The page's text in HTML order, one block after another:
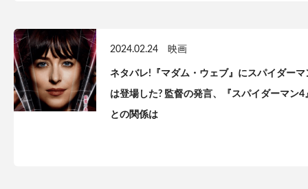
2024.02.24 映画
ネタバレ!『マダム・ウェブ』にスパイダーマ
は登場した? 監督の発言、『スパイダーマン4
との関係は